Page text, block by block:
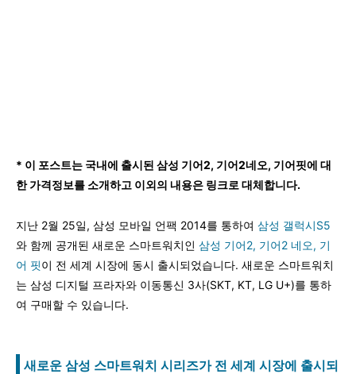
* 이 포스트는 국내에 출시된 삼성 기어2, 기어2네오, 기어핏에 대
한 가격정보를 소개하고 이외의 내용은 링크로 대체합니다.
지난 2월 25일, 삼성 모바일 언팩 2014를 통하여 삼성 갤럭시S5
와 함께 공개된 새로운 스마트워치인 삼성 기어2, 기어2 네오, 기
어 핏이 전 세계 시장에 동시 출시되었습니다. 새로운 스마트워치
는 삼성 디지털 프라자와 이동통신 3사(SKT, KT, LG U+)를 통하
여 구매할 수 있습니다.
새로운 삼성 스마트워치 시리즈가 전 세계 시장에 출시되